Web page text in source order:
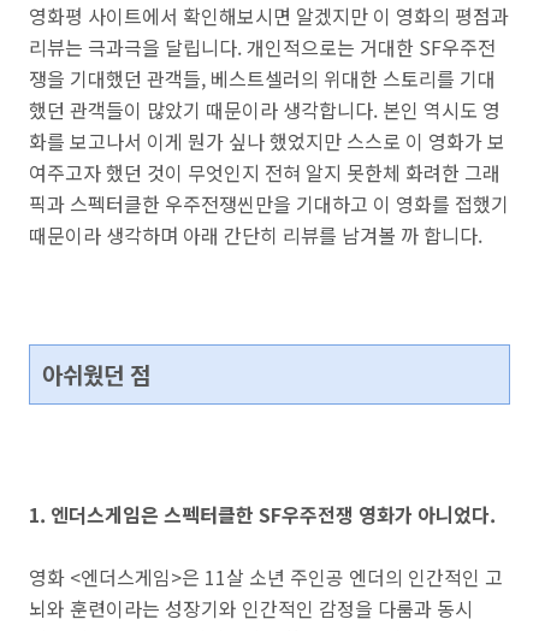
영화평 사이트에서 확인해보시면 알겠지만 이 영화의 평점과
리뷰는 극과극을 달립니다. 개인적으로는 거대한 SF우주전
쟁을 기대했던 관객들, 베스트셀러의 위대한 스토리를 기대
했던 관객들이 많았기 때문이라 생각합니다. 본인 역시도 영
화를 보고나서 이게 뭔가 싶나 했었지만 스스로 이 영화가 보
여주고자 했던 것이 무엇인지 전혀 알지 못한체 화려한 그래
픽과 스펙터클한 우주전쟁씬만을 기대하고 이 영화를 접했기
때문이라 생각하며 아래 간단히 리뷰를 남겨볼 까 합니다.
아쉬웠던 점
1. 엔더스게임은 스펙터클한 SF우주전쟁 영화가 아니었다.
영화 <엔더스게임>은 11살 소년 주인공 엔더의 인간적인 고
뇌와 훈련이라는 성장기와 인간적인 감정을 다룸과 동시